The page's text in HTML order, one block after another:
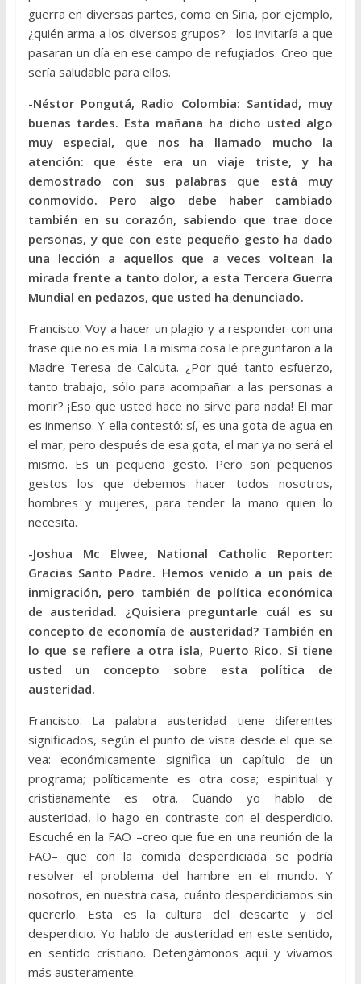
guerra en diversas partes, como en Siria, por ejemplo,
¿quién arma a los diversos grupos?– los invitaría a que
pasaran un día en ese campo de refugiados. Creo que
sería saludable para ellos.
-Néstor Pongutá, Radio Colombia: Santidad, muy
buenas tardes. Esta mañana ha dicho usted algo
muy especial, que nos ha llamado mucho la
atención: que éste era un viaje triste, y ha
demostrado con sus palabras que está muy
conmovido. Pero algo debe haber cambiado
también en su corazón, sabiendo que trae doce
personas, y que con este pequeño gesto ha dado
una lección a aquellos que a veces voltean la
mirada frente a tanto dolor, a esta Tercera Guerra
Mundial en pedazos, que usted ha denunciado.
Francisco: Voy a hacer un plagio y a responder con una
frase que no es mía. La misma cosa le preguntaron a la
Madre Teresa de Calcuta. ¿Por qué tanto esfuerzo,
tanto trabajo, sólo para acompañar a las personas a
morir? ¡Eso que usted hace no sirve para nada! El mar
es inmenso. Y ella contestó: sí, es una gota de agua en
el mar, pero después de esa gota, el mar ya no será el
mismo. Es un pequeño gesto. Pero son pequeños
gestos los que debemos hacer todos nosotros,
hombres y mujeres, para tender la mano quien lo
necesita.
-Joshua Mc Elwee, National Catholic Reporter:
Gracias Santo Padre. Hemos venido a un país de
inmigración, pero también de política económica
de austeridad. ¿Quisiera preguntarle cuál es su
concepto de economía de austeridad? También en
lo que se refiere a otra isla, Puerto Rico. Si tiene
usted un concepto sobre esta política de
austeridad.
Francisco: La palabra austeridad tiene diferentes
significados, según el punto de vista desde el que se
vea: económicamente significa un capítulo de un
programa; políticamente es otra cosa; espiritual y
cristianamente es otra. Cuando yo hablo de
austeridad, lo hago en contraste con el desperdicio.
Escuché en la FAO –creo que fue en una reunión de la
FAO– que con la comida desperdiciada se podría
resolver el problema del hambre en el mundo. Y
nosotros, en nuestra casa, cuánto desperdiciamos sin
quererlo. Esta es la cultura del descarte y del
desperdicio. Yo hablo de austeridad en este sentido,
en sentido cristiano. Detengámonos aquí y vivamos
más austeramente.